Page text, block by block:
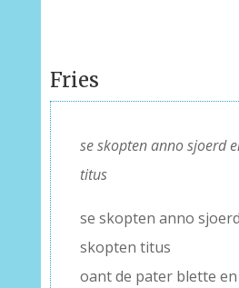
Fries
se skopten anno sjoerd
titus
se skopten anno
skopten titus
oant de pater blette